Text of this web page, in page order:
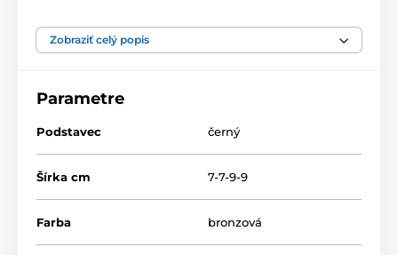
Produkt je zaradený v kategóriách
Zobraziť celý popis
Parametre
Podstavec černý
Šírka cm 7-7-9-9
Farba bronzová